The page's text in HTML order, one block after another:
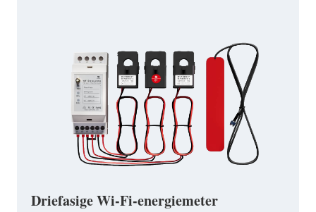
Driefasige Wi-Fi-energiemeter